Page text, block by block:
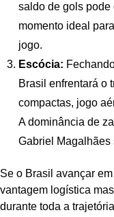
saldo de gols pode
momento ideal
jogo.
Escócia:
Brasil enfrentará o
compactas, jogo
A dominância de
Gabriel Magalhães
Se o Brasil avançar
vantagem logística
durante toda a